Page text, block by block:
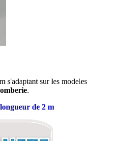
s'adaptant sur les modeles
.
de 2 m